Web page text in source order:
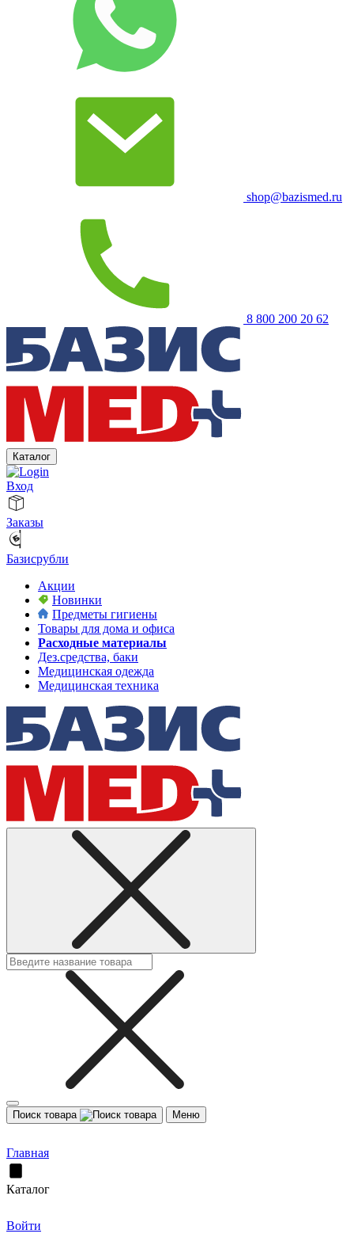
shop@bazismed.ru
8 800 200 20 62
Каталог
Вход
Заказы
Базисрубли
Акции
Новинки
Предметы гигиены
Товары для дома и офиса
Расходные материалы
Дез.средства, баки
Медицинская одежда
Медицинская техника
Поиск товара Меню
Главная
Каталог
Войти